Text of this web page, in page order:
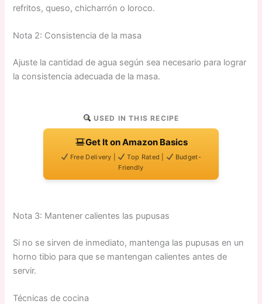
refritos, queso, chicharrón o loroco.
Nota 2: Consistencia de la masa
Ajuste la cantidad de agua según sea necesario para lograr
la consistencia adecuada de la masa.
USED IN THIS RECIPE
Get It on Amazon Basics
Free Delivery | Top Rated |
Budget-
Friendly
Nota 3: Mantener calientes las pupusas
Si no se sirven de inmediato, mantenga las pupusas en un
horno tibio para que se mantengan calientes antes de
servir.
Técnicas de cocina